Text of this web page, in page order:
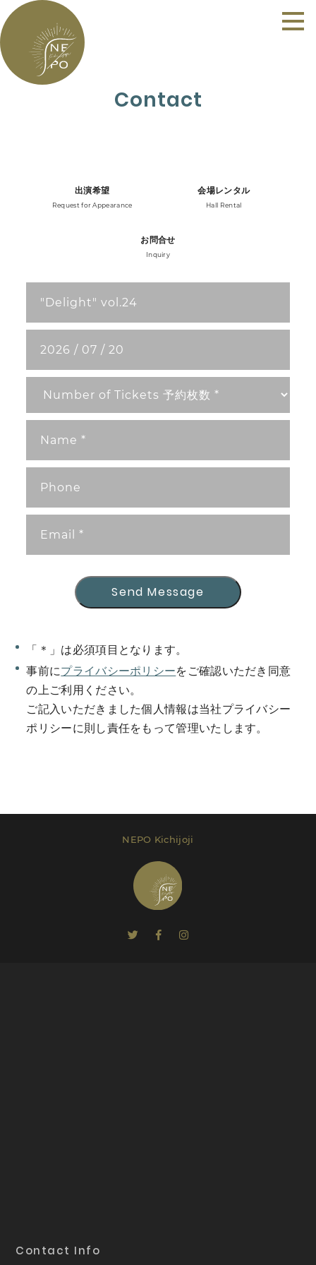
Contact
出演希望
Request for Appearance
会場レンタル
Hall Rental
お問合せ
Inquiry
Send Message
Send Message
Send Message
「＊」は必須項目となります。
事前にプライバシーポリシーをご確認いただき同意
の上ご利用ください。
ご記入いただきました個人情報は当社プライバシー
ポリシーに則し責任をもって管理いたします。
NEPO Kichijoji
Contact Info